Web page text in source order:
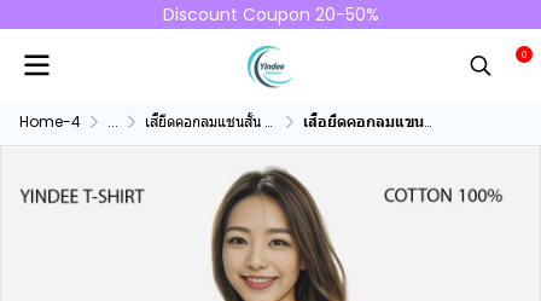
Discount Coupon 20-50%
0
Home-4 ... เสื้ยืดคอกลมแชนสั้น คอทตอน100% เสื้อยืดคอกลมแขนสั้นคอทตอน100% สีเหลืองมัสตาร์ด